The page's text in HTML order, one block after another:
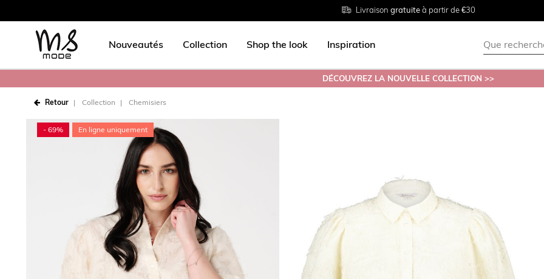
Livraison gratuiteà partir de €30
Tailles du38 au 54
Retourgratuit en magasin
Nouveautés Collection Shop the look Inspiration
DÉCOUVREZ LA NOUVELLE COLLECTION >>
Retour Collection Chemisiers
- 69% En ligne uniquement